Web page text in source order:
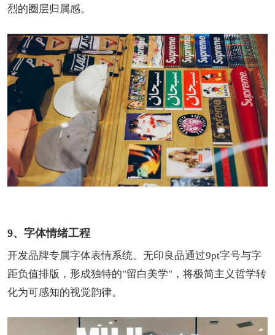
烈的圈层归属感。
9、字体情绪工程
开发品牌专属字体表情系统。无印良品通过9pt字号与字
距负值排版，形成独特的"留白美学"，将极简主义哲学转
化为可感知的视觉韵律。